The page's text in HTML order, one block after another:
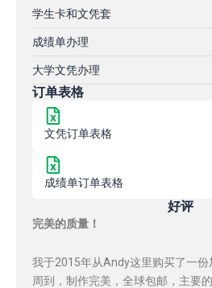
学生卡和文凭套
成绩单办理
大学文凭办理
订单表格
文凭订单表格
成绩单订单表格
好评
完美的质量！
我于2015年从Andy这里购买了一
周到，制作完美，全球包邮，主要